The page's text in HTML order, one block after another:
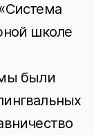
школе
были